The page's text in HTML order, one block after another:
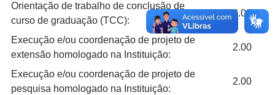
Orientação de trabalho de conclusão de
curso de graduação (TCC):
2.00
Execução e/ou coordenação de projeto de
extensão homologado na Instituição:
2.00
Execução e/ou coordenação de projeto de
pesquisa homologado na Instituição:
2.00